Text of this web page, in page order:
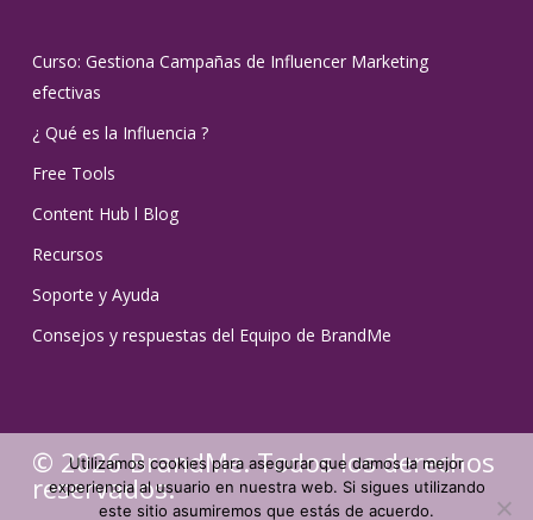
Curso: Gestiona Campañas de Influencer Marketing
efectivas
¿ Qué es la Influencia ?
Free Tools
Content Hub l Blog
Recursos
Soporte y Ayuda
Consejos y respuestas del Equipo de BrandMe
© 2026 BrandMe. Todos los derechos
reservados.
Utilizamos cookies para asegurar que damos la mejor
experiencia al usuario en nuestra web. Si sigues utilizando
este sitio asumiremos que estás de acuerdo.